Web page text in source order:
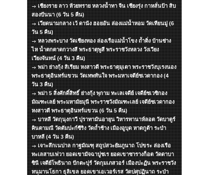
เชียงราย ลาว ห้วยทราย หลวงน้ำทา จีน เชียงรุ่ง กาหลั่นป้า สิบ
สองปันนา (6 วัน 5 คืน)
เวียดนามกลาง เว้ ดานัง ฮอยอัน ล่องแม่น้ำหอม วัดเทียนมู่ (6
วัน 5 คืน)
หลวงพระบาง วัดเชียงทอง ล่องเรือแม่น้ำโขง ถ้ำติ่ง บ้านซ่าง
ไห น้ำตกตาดกวางสี พระธาตุพูสี พระราชวังหลวง วังเวียง
เวียงจันทน์ (4 วัน 3 คืน)
พม่า ย่างกุ้ง สิเรียม หงสาวดี พระธาตุมุเตา พระราชวังบุเรงนอง
พระธาตุอินทร์แขวน วัดเทพทันใจ พระมหาเจดีย์ชเวดากอง (4
วัน 3 คืน)
พม่า 5 สิ่งศักดิ์สิทธิ์ ย่างกุ้ง พุกาม ทะเลเจดีย์ เจดีย์ชเวซิกอง
มัณฑะเลย์ พระมหามัยมุนี พระราชวังมัณฑะเลย์ เจดีย์ชเวดากอง
หงสาวดี พระธาตุอินทร์แขวน (6 วัน 5 คืน)
บาหลี วัดกุนุงกาวี ปุราทามันอายุน วิหารทานาห์ลอต วัดบาตูร์
คินตามณี วัดตัมปะก์ซีริง วัดถ้ำช้าง เมืองอูบุด หาดกูต้า ระบำ
บาหลี (4 วัน 3 คืน)
เจาะลึกเนปาล กาฐมัณฑุ สถูปสวะยัมภูนาถ โปขระ ล่องเรือ
ทะเลสาบเฟวา ยอดเขามัจฉาปูชเร ยอดเขาซารางก็อต วัดดาบา
ซินี เจดีย์โพธินาถ ปักตะปุร์ วัดกุมเภสวอร์ เมืองปะฏัน พระราชวัง
หนุมานโธกา ธุลิเขล ยอดเขาเอเวอร์เรส วัดปศุปฏินาถ ระบำ